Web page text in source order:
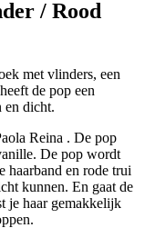
/ Rood
met vlinders, een
de pop een
en dicht.
Reina . De pop
De pop wordt
haarband en rode trui
kunnen. En gaat de
je haar gemakkelijk